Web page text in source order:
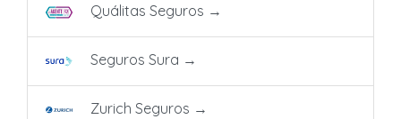
Quálitas Seguros →
Seguros Sura →
Zurich Seguros →